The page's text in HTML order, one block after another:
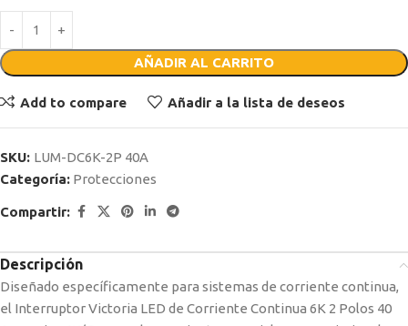
AÑADIR AL CARRITO
Add to compare Añadir a la lista de deseos
SKU: LUM-DC6K-2P 40A
Categoría: Protecciones
Compartir:
Descripción
Diseñado específicamente para sistemas de corriente continua,
el Interruptor Victoria LED de Corriente Continua 6K 2 Polos 40